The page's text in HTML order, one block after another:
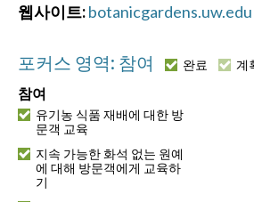
웹사이트:botanicgardens.uw.edu
포커스 영역: 참여 완료 계
참여
유기농 식품 재배에 대한 방
문객 교육
지속 가능한 화석 없는 원예
에 대해 방문객에게 교육하
기